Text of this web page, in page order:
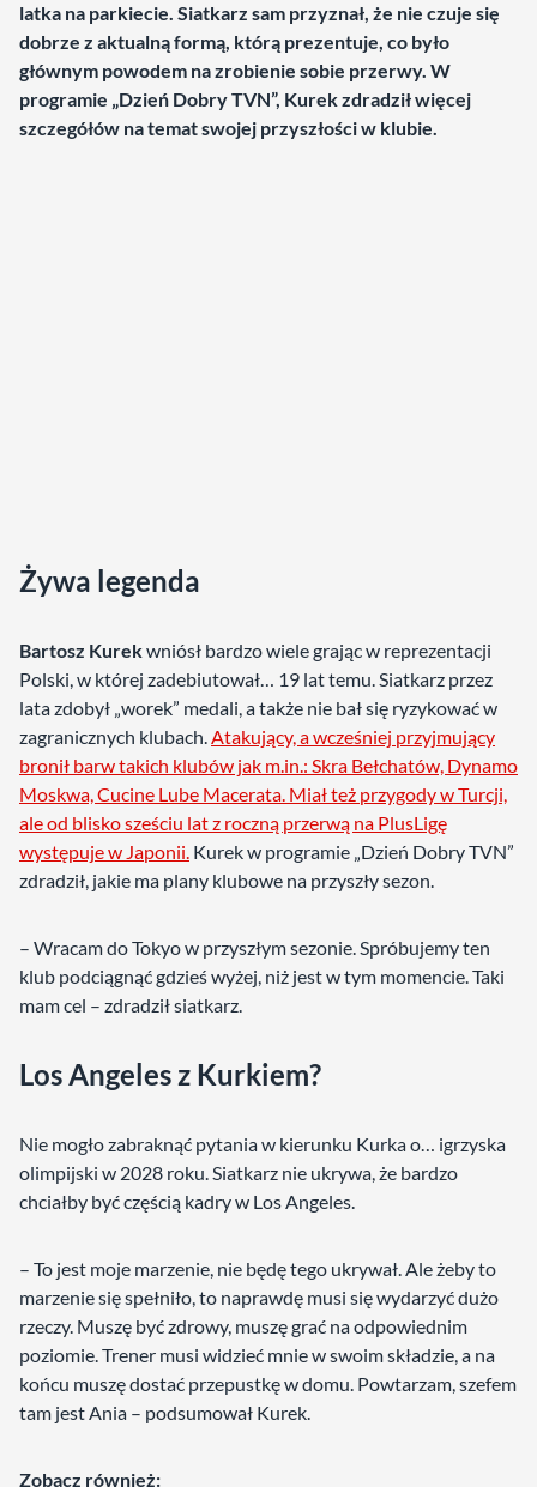
latka na parkiecie. Siatkarz sam przyznał, że nie czuje się
dobrze z aktualną formą, którą prezentuje, co było
głównym powodem na zrobienie sobie przerwy. W
programie „Dzień Dobry TVN”, Kurek zdradził więcej
szczegółów na temat swojej przyszłości w klubie.
Żywa legenda
Bartosz Kurekwniósł bardzo wiele grając w reprezentacji
Polski, w której zadebiutował… 19 lat temu. Siatkarz przez
lata zdobył „worek” medali, a także nie bał się ryzykować w
zagranicznych klubach.Atakujący, a wcześniej przyjmujący
bronił barw takich klubów jak m.in.: Skra Bełchatów, Dynamo
Moskwa, Cucine Lube Macerata. Miał też przygody w Turcji,
ale od blisko sześciu lat z roczną przerwą na PlusLigę
występuje w Japonii. Kurek w programie „Dzień Dobry TVN”
zdradził, jakie ma plany klubowe na przyszły sezon.
– Wracam do Tokyo w przyszłym sezonie. Spróbujemy ten
klub podciągnąć gdzieś wyżej, niż jest w tym momencie. Taki
mam cel – zdradził siatkarz.
Los Angeles z Kurkiem?
Nie mogło zabraknąć pytania w kierunku Kurka o… igrzyska
olimpijski w 2028 roku. Siatkarz nie ukrywa, że bardzo
chciałby być częścią kadry w Los Angeles.
– To jest moje marzenie, nie będę tego ukrywał. Ale żeby to
marzenie się spełniło, to naprawdę musi się wydarzyć dużo
rzeczy. Muszę być zdrowy, muszę grać na odpowiednim
poziomie. Trener musi widzieć mnie w swoim składzie, a na
końcu muszę dostać przepustkę w domu. Powtarzam, szefem
tam jest Ania – podsumował Kurek.
Zobacz również: